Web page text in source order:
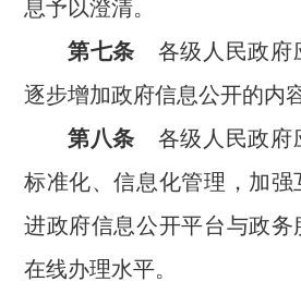
息予以澄清。
第七条 各级人民政府
逐步增加政府信息公开的内容
第八条 各级人民政府
标准化、信息化管理，加
进政府信息公开平台与政
在线办理水平。